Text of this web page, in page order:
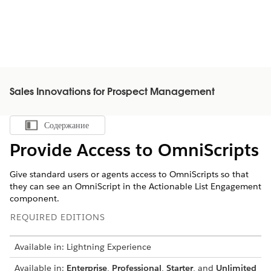
Sales Innovations for Prospect Management
Показать содержание
Содержание
Provide Access to OmniScripts
Give standard users or agents access to OmniScripts so that
they can see an OmniScript in the Actionable List Engagement
component.
REQUIRED EDITIONS
Available in: Lightning Experience
Available in: Enterprise, Professional, Starter, and Unlimited